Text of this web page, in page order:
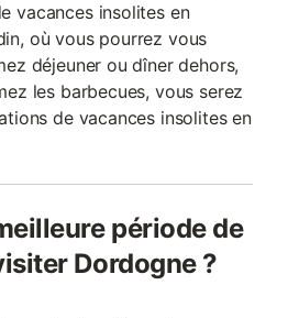
vacances insolites en
où vous pourrez vous
déjeuner ou dîner dehors,
les barbecues, vous serez
de vacances insolites en
période de
Dordogne ?